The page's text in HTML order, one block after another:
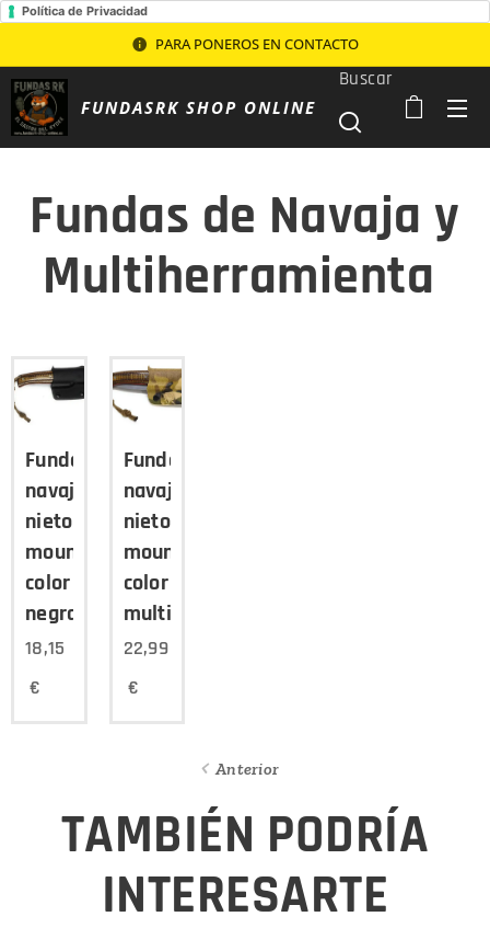
Política de Privacidad
PARA PONEROS EN CONTACTO
FUNDASRK SHOP ONLINE
Buscar
Fundas de Navaja y
Multiherramienta
Funda
navaja
nieto
mountain
color
negra
18,15
€
Funda
navaja
nieto
mountain
color
multicam
22,99
€
Anterior
TAMBIÉN PODRÍA
INTERESARTE